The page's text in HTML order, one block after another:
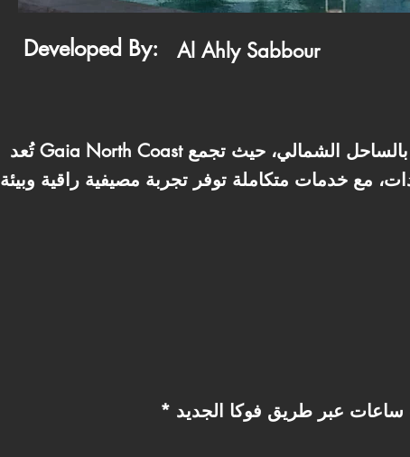
تُعد Gaia North Coast واحدة من القرى السياحية المميزة في منطقة رأس الحكمة بالساحل الشمالي، حيث تجمع
مع خدمات متكاملة توفر تجربة مصيفية راقية وبيئة
عبر طريق فوكا الجديد
Al Ahly Sabbour
Developed By: